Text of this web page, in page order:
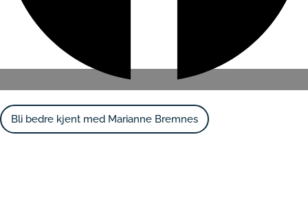
Bli bedre kjent med Marianne Bremnes